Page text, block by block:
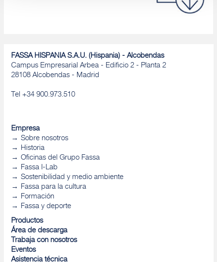
FASSA HISPANIA S.A.U. (Hispania) - Alcobendas
Campus Empresarial Arbea - Edificio 2 - Planta 2
28108 Alcobendas - Madrid
Tel +34 900.973.510
Empresa
Sobre nosotros
Historia
Oficinas del Grupo Fassa
Fassa I-Lab
Sostenibilidad y medio ambiente
Fassa para la cultura
Formación
Fassa y deporte
Productos
Área de descarga
Trabaja con nosotros
Eventos
Asistencia técnica